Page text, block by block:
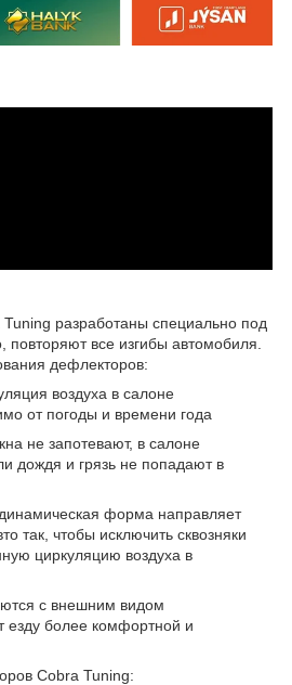
разработаны специально под
повторяют все изгибы автомобиля.
дефлекторов:
воздуха в салоне
от погоды и времени года
не запотевают, в салоне
дождя и грязь не попадают в
форма направляет
так, чтобы исключить сквозняки
циркуляцию воздуха в
с внешним видом
езду более комфортной и
Cobra Tuning: